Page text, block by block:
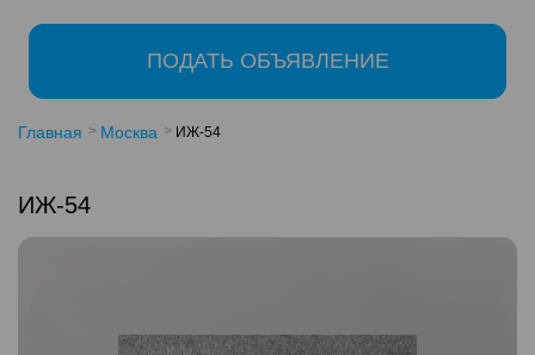
ПОДАТЬ ОБЪЯВЛЕНИЕ
Главная Москва ИЖ-54
ИЖ-54